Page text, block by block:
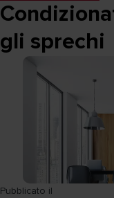
gli sprechi
Pubblicato il